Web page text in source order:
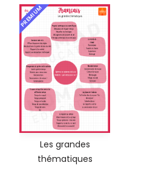
PREMIUM
Les grandes
thématiques